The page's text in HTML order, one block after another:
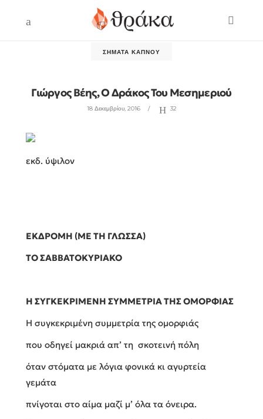
ΣΉΜΑΤΑ ΚΑΠΝΟΎ
Γιώργος Βέης, Ο Δράκος Του Μεσημεριού
18 Δεκεμβρίου, 2016 32
εκδ. ύψιλον
ΕΚΔΡΟΜΗ (ΜΕ ΤΗ ΓΛΩΣΣΑ)
ΤΟ ΣΑΒΒΑΤΟΚΥΡΙΑΚΟ
Η ΣΥΓΚΕΚΡΙΜΕΝΗ ΣΥΜΜΕΤΡΙΑ ΤΗΣ ΟΜΟΡΦΙΑΣ
Η συγκεκριμένη συμμετρία της ομορφιάς
που οδηγεί μακριά απ’ τη σκοτεινή πόλη
όταν στόματα με λόγια φονικά κι αγυρτεία
γεμάτα
πνίγοται στο αίμα μαζί μ’ όλα τα όνειρα.